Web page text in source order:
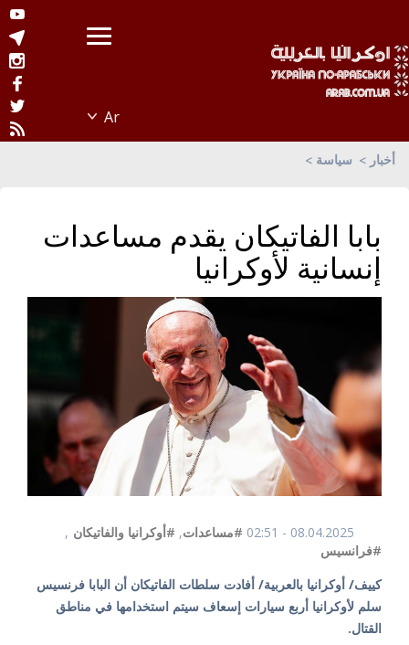
أخبار سياسة
بابا الفاتيكان يقدم مساعدات
إنسانية لأوكرانيا
08.04.2025 - 02:51 #مساعدات, #أوكرانيا والفاتيكان ,
#فرانسيس
كييف/ أوكرانيا بالعربية/ أفادت سلطات الفاتيكان أن البابا فرنسيس
سلم لأوكرانيا أربع سيارات إسعاف سيتم استخدامها في مناطق
القتال.